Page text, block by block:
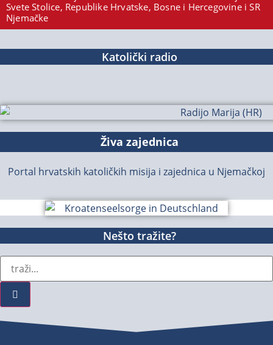
Svete Stolice, Republike Hrvatske, Bosne i Hercegovine i SR
Njemačke
Katolički radio
Živa zajednica
Portal hrvatskih katoličkih misija i zajednica u Njemačkoj
Nešto tražite?